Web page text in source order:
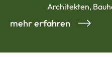
Architekten,
mehr erfahren